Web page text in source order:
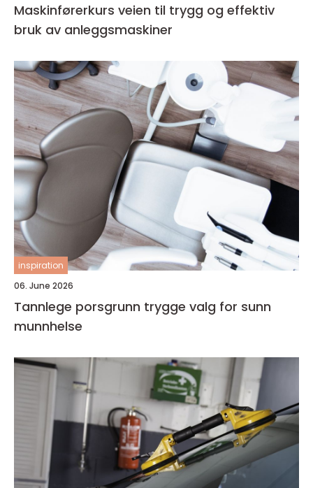
Maskinførerkurs veien til trygg og effektiv
bruk av anleggsmaskiner
inspiration
06. June 2026
Tannlege porsgrunn trygge valg for sunn
munnhelse